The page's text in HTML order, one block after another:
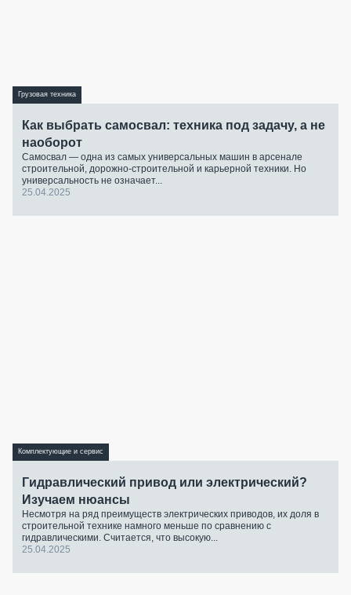
Грузовая техника
Как выбрать самосвал: техника под задачу, а не
наоборот
Самосвал — одна из самых универсальных машин в арсенале
строительной, дорожно-строительной и карьерной техники. Но
универсальность не означает...
25.04.2025
Комплектующие и сервис
Гидравлический привод или электрический?
Изучаем нюансы
Несмотря на ряд преимуществ электрических приводов, их доля в
строительной технике намного меньше по сравнению с
гидравлическими. Считается, что высокую...
25.04.2025